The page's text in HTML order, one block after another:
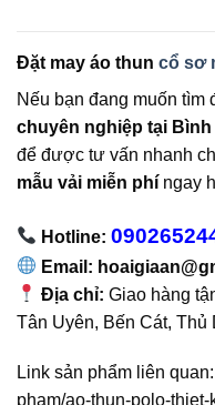
Đặt may áo thun cổ sơ
Nếu bạn đang muốn tìm
chuyên nghiệp tại
để được tư vấn nhanh
mẫu vải miễn phí ngay
Hotline:
Email:
Địa chỉ: Giao hàng
Tân Uyên, Bến Cát,
Link sản phẩm liên
pham/ao-thun-polo-